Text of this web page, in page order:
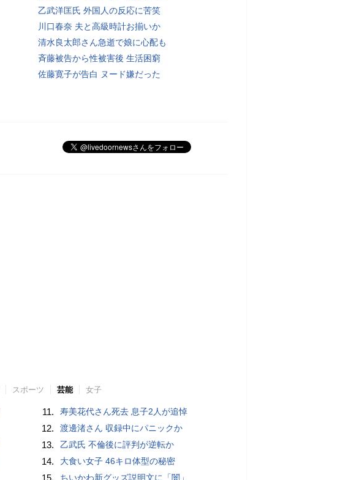
乙武洋匡氏 外国人の反応に苦笑
川口春奈 夫と高級時計お揃いか
清水良太郎さん急逝で娘に心配も
斉藤被告から性被害後 生活困窮
佐藤寛子が告白 ヌード嫌だった
スポーツ 芸能 女子
11. 寿美花代さん死去 息子2人が追悼
12. 渡邊渚さん 収録中にパニックか
13. 乙武氏 不倫後に評判が逆転か
14. 大食い女子 46キロ体型の秘密
ちいかわ新グッズ説明文に「闇」